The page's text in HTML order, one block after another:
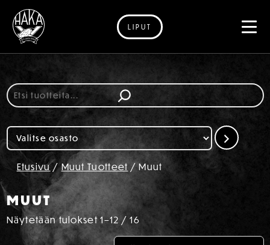
Siirry sisältöön
LIPUT
Etsi
Valitse
osasto
Etusivu/Muut Tuotteet / Muut
MUUT
Näytetään tulokset 1–12 / 16